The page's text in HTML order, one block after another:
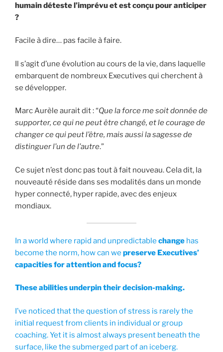
humain déteste l’imprévu et est conçu pour anticiper
?
Facile à dire… pas facile à faire.
Il s’agit d’une évolution au cours de la vie, dans laquelle
embarquent de nombreux Executives qui cherchent à
se développer.
Marc Aurèle aurait dit : “Que la force me soit donnée de
supporter, ce qui ne peut être changé, et le courage de
changer ce qui peut l’être, mais aussi la sagesse de
distinguer l’un de l’autre.”
Ce sujet n’est donc pas tout à fait nouveau. Cela dit, la
nouveauté réside dans ses modalités dans un monde
hyper connecté, hyper rapide, avec des enjeux
mondiaux.
In a world where rapid and unpredictable change has
become the norm, how can we preserve Executives’
capacities for attention and focus?
These abilities underpin their decision-making.
I’ve noticed that the question of stress is rarely the
initial request from clients in individual or group
coaching. Yet it is almost always present beneath the
surface, like the submerged part of an iceberg.